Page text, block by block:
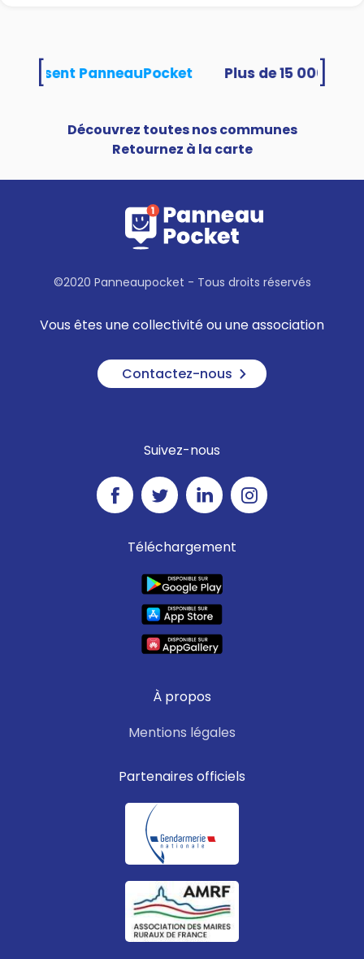
utilisent PanneauPocket
Découvrez toutes nos communes
Retournez à la carte
©2020 Panneaupocket - Tous droits réservés
Vous êtes une collectivité ou une association
Contactez-nous
Suivez-nous
Téléchargement
À propos
Mentions légales
Partenaires officiels